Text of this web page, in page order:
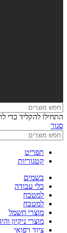
התחילו להקליד כדי
סגור
תפריט
קטגוריות
בשמים
כלי עבודה
למטבח
למטבח
מוצרי חשמל
מוצרי ניקיון
ציוד רפואי